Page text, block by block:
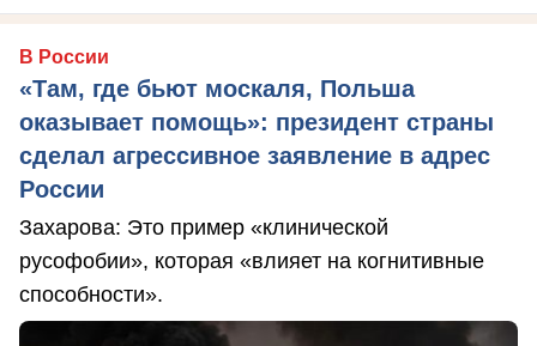
В России
«Там, где бьют москаля, Польша
оказывает помощь»: президент страны
сделал агрессивное заявление в адрес
России
Захарова: Это пример «клинической
русофобии», которая «влияет на когнитивные
способности».